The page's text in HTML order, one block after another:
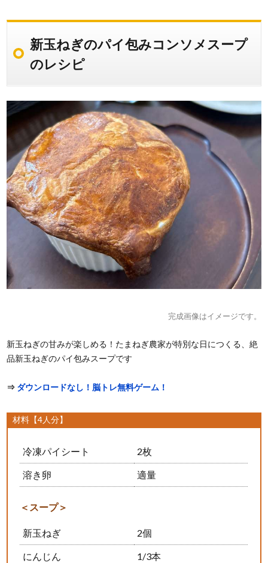
新玉ねぎのパイ包みコンソメスープ
のレシピ
完成画像はイメージです。
新玉ねぎの甘みが楽しめる！たまねぎ農家が特別な日につくる、絶
品新玉ねぎのパイ包みスープです
⇒ ダウンロードなし！脳トレ無料ゲーム！
材料【4人分】
冷凍パイシート 2枚
溶き卵 適量
＜スープ＞
新玉ねぎ 2個
にんじん 1/3本